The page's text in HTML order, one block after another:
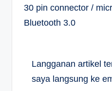
30 pin connector /
Bluetooth 3.0
Langganan artikel
saya langsung ke